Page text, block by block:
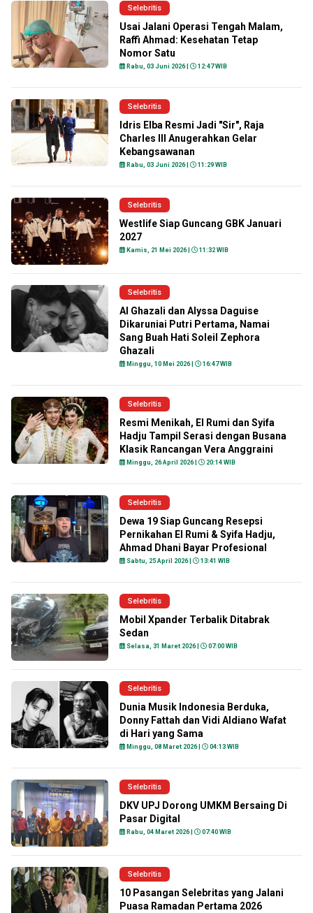
Selebritis
Usai Jalani Operasi Tengah Malam,
Raffi Ahmad: Kesehatan Tetap
Nomor Satu
Rabu, 03 Juni 2026 | 12:47 WIB
Selebritis
Idris Elba Resmi Jadi "Sir", Raja
Charles III Anugerahkan Gelar
Kebangsawanan
Rabu, 03 Juni 2026 | 11:29 WIB
Selebritis
Westlife Siap Guncang GBK Januari
2027
Kamis, 21 Mei 2026 | 11:32 WIB
Selebritis
Al Ghazali dan Alyssa Daguise
Dikaruniai Putri Pertama, Namai
Sang Buah Hati Soleil Zephora
Ghazali
Minggu, 10 Mei 2026 | 16:47 WIB
Selebritis
Resmi Menikah, El Rumi dan Syifa
Hadju Tampil Serasi dengan Busana
Klasik Rancangan Vera Anggraini
Minggu, 26 April 2026 | 20:14 WIB
Selebritis
Dewa 19 Siap Guncang Resepsi
Pernikahan El Rumi & Syifa Hadju,
Ahmad Dhani Bayar Profesional
Sabtu, 25 April 2026 | 13:41 WIB
Selebritis
Mobil Xpander Terbalik Ditabrak
Sedan
Selasa, 31 Maret 2026 | 07:00 WIB
Selebritis
Dunia Musik Indonesia Berduka,
Donny Fattah dan Vidi Aldiano Wafat
di Hari yang Sama
Minggu, 08 Maret 2026 | 04:13 WIB
Selebritis
DKV UPJ Dorong UMKM Bersaing Di
Pasar Digital
Rabu, 04 Maret 2026 | 07:40 WIB
Selebritis
10 Pasangan Selebritas yang Jalani
Puasa Ramadan Pertama 2026